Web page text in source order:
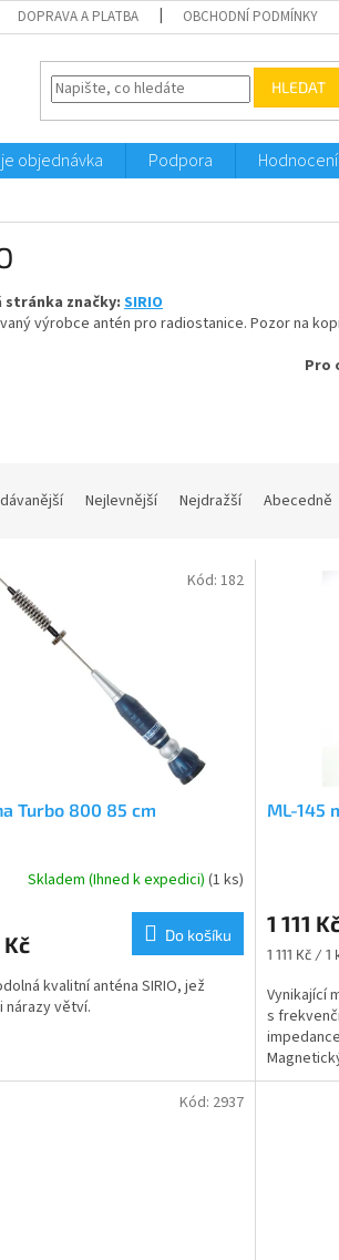
DOPRAVA A PLATBA OBCHODNÍ PODMÍNKY
HLEDAT
objednávka Podpora
stránka značky:SIRIO
výrobce antén pro radiostanice. Pozor na
Pro
Nejlevnější Nejdražší Abecedně
Turbo 800 85 cm
Skladem (Ihned k expedici) (1 ks)
Kč Do košíku
kvalitní anténa SIRIO, jež
nárazy větví.
Kód: 182
ML-145
produktu
je
4,9
z
5
hvězdiček.
1 111
Měrná
1 111 Kč / 1
Vynikající
s
Délka
Kód: 2937